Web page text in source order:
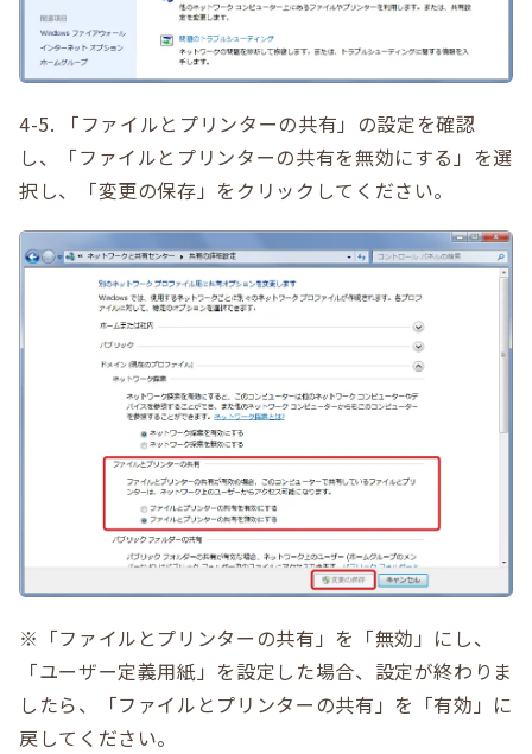
4-5. 「ファイルとプリンターの共有」の設定を確認
し、「ファイルとプリンターの共有を無効にする」を選
択し、「変更の保存」をクリックしてください。
※「ファイルとプリンターの共有」を「無効」にし、
「ユーザー定義用紙」を設定した場合、設定が終わりま
したら、「ファイルとプリンターの共有」を「有効」に
戻してください。